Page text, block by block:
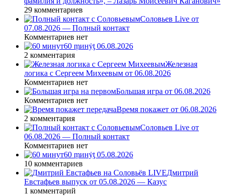
29 комментариев
Соловьев Live от
07.08.2026 — Полный контакт
Комментариев нет
60 ṃинẏƫ 06.08.2026
2 комментария
Железная
логика с Сергеем Михеевым от 06.08.2026
Комментариев нет
Большая игра от 06.08.2026
Комментариев нет
Время покажет от 06.08.2026
2 комментария
Соловьев Live от
06.08.2026 — Полный контакт
Комментариев нет
60 ṃинẏƫ 05.08.2026
10 комментариев
Дмитрий
Евстафьев выпуск от 05.08.2026 — Казус
1 комментарий